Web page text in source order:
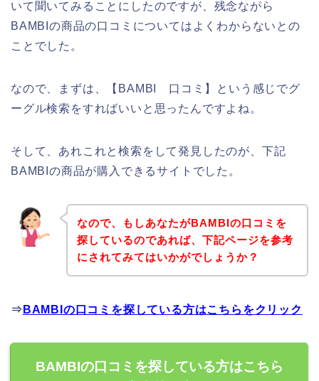
いて聞いてみることにしたのですが、残念ながら
BAMBIの商品の口コミについてはよくわからないとの
ことでした。
なので、まずは、【BAMBI 口コミ】という感じでグ
ーグル検索をすればいいと思ったんですよね。
そして、あれこれと検索をして発見したのが、下記
BAMBIの商品が購入できるサイトでした。
なので、もしあなたがBAMBIの口コミを
探しているのであれば、下記ページを参考
にされてみてはいかがでしょうか？
⇒ BAMBIの口コミを探している方はこちらをクリック
BAMBIの口コミを探している方はこちら